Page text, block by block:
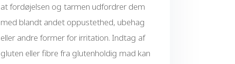
at fordøjelsen og tarmen udfordrer dem
med blandt andet oppustethed, ubehag
eller andre former for irritation. Indtag af
gluten eller fibre fra glutenholdig mad kan